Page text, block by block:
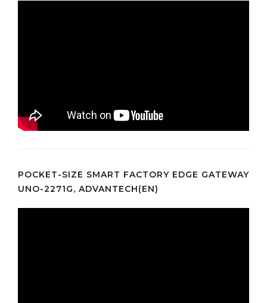
POCKET-SIZE SMART FACTORY EDGE GATEWAY
UNO-2271G, ADVANTECH(EN)